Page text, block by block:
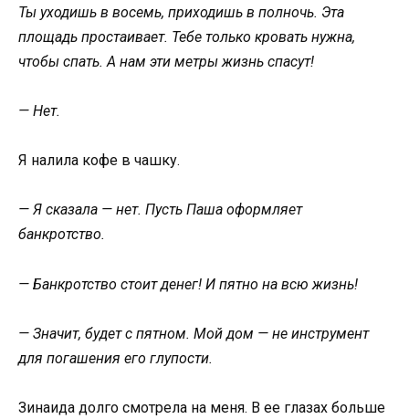
Ты уходишь в восемь, приходишь в полночь. Эта
площадь простаивает. Тебе только кровать нужна,
чтобы спать. А нам эти метры жизнь спасут!
— Нет.
Я налила кофе в чашку.
— Я сказала — нет. Пусть Паша оформляет
банкротство.
— Банкротство стоит денег! И пятно на всю жизнь!
— Значит, будет с пятном. Мой дом — не инструмент
для погашения его глупости.
Зинаида долго смотрела на меня. В ее глазах больше